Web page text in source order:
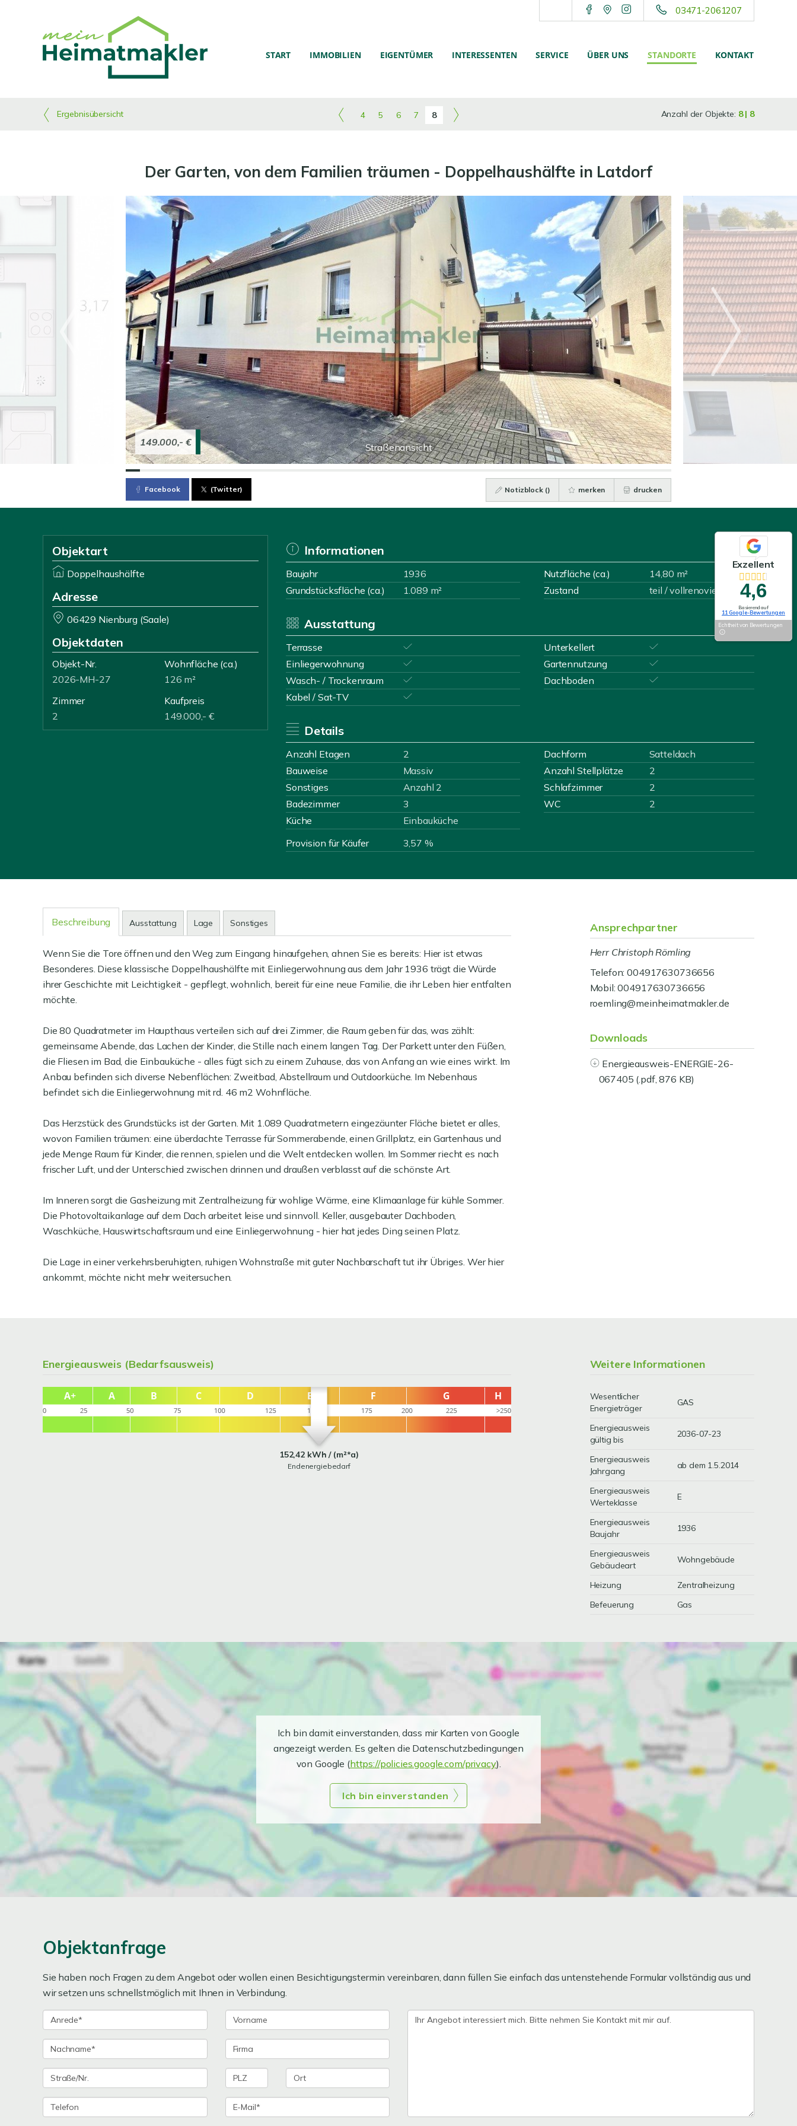
03471-2061207
START IMMOBILIEN EIGENTÜMER INTERESSENTEN SERVICE ÜBER UNS STANDORTE KONTAKT
Ergebnisübersicht 4 5 6 7 8 Anzahl der Objekte: 8 | 8
Der Garten, von dem Familien träumen - Doppelhaushälfte in Latdorf
Straßenansicht
149.000,- €
Facebook (Twitter) Notizblock () merken drucken
Objektart
Doppelhaushälfte
Adresse
06429 Nienburg (Saale)
Objektdaten
Objekt-Nr.
2026-MH-27
Wohnfläche (ca.)
126 m²
Zimmer
2
Kaufpreis
149.000,- €
Informationen
Baujahr 1936 Nutzfläche (ca.)
14,80 m²
Grundstücksfläche (ca.)
1.089 m² Zustand teil / vollrenoviert
Ausstattung
Terrasse
Unterkellert
Einliegerwohnung
Gartennutzung
Wasch- / Trockenraum
Dachboden
Kabel / Sat-TV
Details
Anzahl Etagen 2 Dachform
Satteldach
Bauweise
Massiv Anzahl Stellplätze
2
Sonstiges
Anzahl 2 Schlafzimmer
2
Badezimmer
3 WC
2
Küche
Einbauküche
Provision für Käufer
3,57 %
Beschreibung Ausstattung Lage Sonstiges
Wenn Sie die Tore öffnen und den Weg zum Eingang hinaufgehen, ahnen Sie es bereits: Hier ist etwas
Besonderes. Diese klassische Doppelhaushälfte mit Einliegerwohnung aus dem Jahr 1936 trägt die Würde
ihrer Geschichte mit Leichtigkeit - gepflegt, wohnlich, bereit für eine neue Familie, die ihr Leben hier entfalten
möchte.
Die 80 Quadratmeter im Haupthaus verteilen sich auf drei Zimmer, die Raum geben für das, was zählt:
gemeinsame Abende, das Lachen der Kinder, die Stille nach einem langen Tag. Der Parkett unter den Füßen,
die Fliesen im Bad, die Einbauküche - alles fügt sich zu einem Zuhause, das von Anfang an wie eines wirkt. Im
Anbau befinden sich diverse Nebenflächen: Zweitbad, Abstellraum und Outdoorküche. Im Nebenhaus
befindet sich die Einliegerwohnung mit rd. 46 m2 Wohnfläche.
Das Herzstück des Grundstücks ist der Garten. Mit 1.089 Quadratmetern eingezäunter Fläche bietet er alles,
wovon Familien träumen: eine überdachte Terrasse für Sommerabende, einen Grillplatz, ein Gartenhaus und
jede Menge Raum für Kinder, die rennen, spielen und die Welt entdecken wollen. Im Sommer riecht es nach
frischer Luft, und der Unterschied zwischen drinnen und draußen verblasst auf die schönste Art.
Im Inneren sorgt die Gasheizung mit Zentralheizung für wohlige Wärme, eine Klimaanlage für kühle Sommer.
Die Photovoltaikanlage auf dem Dach arbeitet leise und sinnvoll. Keller, ausgebauter Dachboden,
Waschküche, Hauswirtschaftsraum und eine Einliegerwohnung - hier hat jedes Ding seinen Platz.
Die Lage in einer verkehrsberuhigten, ruhigen Wohnstraße mit guter Nachbarschaft tut ihr Übriges. Wer hier
ankommt, möchte nicht mehr weitersuchen.
Ansprechpartner
Herr Christoph Römling
Telefon: 004917630736656
Mobil: 004917630736656
roemling@meinheimatmakler.de
Downloads
Energieausweis-ENERGIE-26-
067405 (.pdf, 876 KB)
Energieausweis (Bedarfsausweis)
152,42 kWh / (m²*a)
Endenergiebedarf
Weitere Informationen
Wesentlicher
Energieträger
GAS
Energieausweis
gültig bis
2036-07-23
Energieausweis
Jahrgang
ab dem 1.5.2014
Energieausweis
Werteklasse
E
Energieausweis
Baujahr
1936
Energieausweis
Gebäudeart
Wohngebäude
Heizung
Zentralheizung
Befeuerung
Gas
Ich bin damit einverstanden, dass mir Karten von Google
angezeigt werden. Es gelten die Datenschutzbedingungen
von Google (https://policies.google.com/privacy).
Ich bin einverstanden
Objektanfrage
Sie haben noch Fragen zu dem Angebot oder wollen einen Besichtigungstermin vereinbaren, dann füllen Sie einfach das untenstehende Formular vollständig aus und
wir setzen uns schnellstmöglich mit Ihnen in Verbindung.
Exzellent
4,6
Basierend auf
11 Google-Bewertungen
Echtheit von Bewertungen